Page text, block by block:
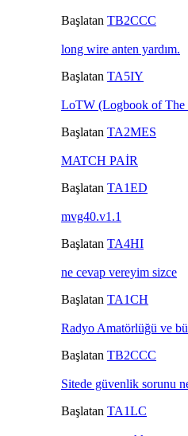
Başlatan TB2CCC
long wire anten yardım.
Başlatan TA5IY
LoTW (Logbook of The
Başlatan TA2MES
MATCH PAİR
Başlatan TA1ED
mvg40.v1.1
Başlatan TA4HI
ne cevap vereyim sizce
Başlatan TA1CH
Radyo Amatörlüğü ve
Başlatan TB2CCC
Sitede güvenlik sorunu
Başlatan TA1LC